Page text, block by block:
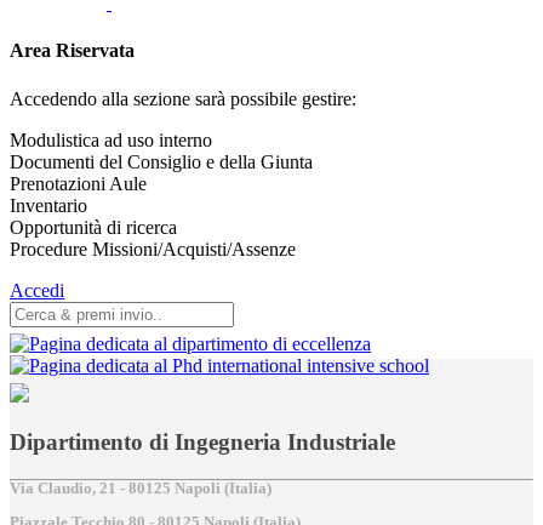
Area Riservata
Accedendo alla sezione sarà possibile gestire:
Modulistica ad uso interno
Documenti del Consiglio e della Giunta
Prenotazioni Aule
Inventario
Opportunità di ricerca
Procedure Missioni/Acquisti/Assenze
Accedi
Dipartimento di Ingegneria Industriale
Via Claudio, 21 - 80125 Napoli (Italia)